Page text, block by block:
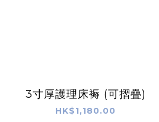
3寸厚護理床褥 (可摺疊)
HK$1,180.00